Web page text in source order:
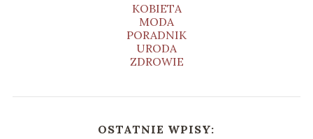
KOBIETA
MODA
PORADNIK
URODA
ZDROWIE
OSTATNIE WPISY: